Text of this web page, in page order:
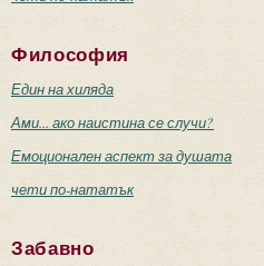
Философия
Един на хиляда
Ами... ако наистина се случи?
Емоционален аспект за душата
чети по-нататък
Забавно